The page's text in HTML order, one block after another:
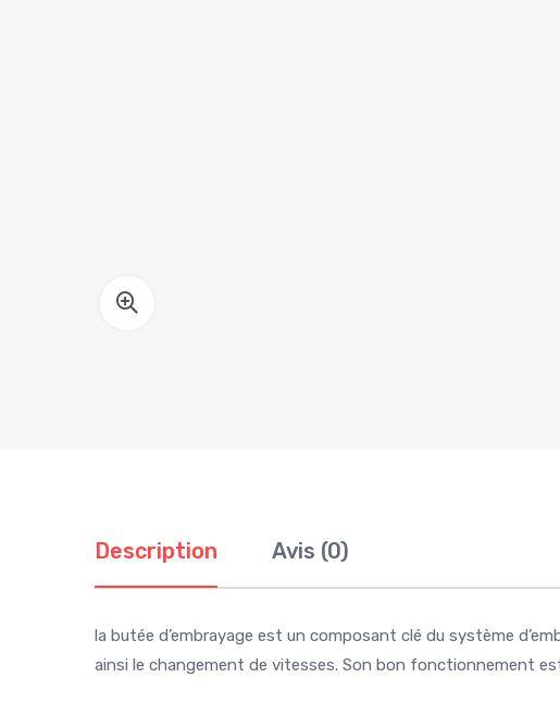
Description Avis (0)
la butée d’embrayage est un composant clé du système
ainsi le changement de vitesses. Son bon fonctionnement